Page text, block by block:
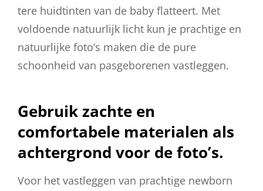
tere huidtinten van de baby flatteert. Met
voldoende natuurlijk licht kun je prachtige en
natuurlijke foto’s maken die de pure
schoonheid van pasgeborenen vastleggen.
Gebruik zachte en
comfortabele materialen als
achtergrond voor de foto’s.
Voor het vastleggen van prachtige newborn